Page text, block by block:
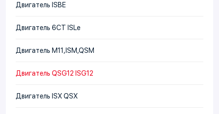
Двигатель ISBE
Двигатель 6CT ISLe
Двигатель М11,ISM,QSM
Двигатель QSG12 ISG12
Двигатель ISX QSX